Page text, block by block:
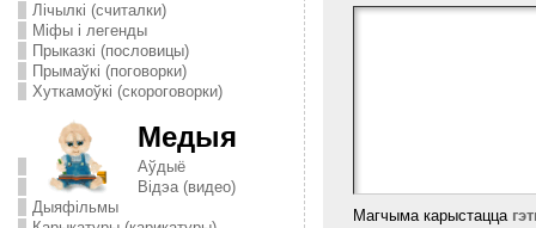
Лічылкі (считалки)
Міфы і легенды
Прыказкі (пословицы)
Прымаўкі (поговорки)
Хуткамоўкі (скороговорки)
Медыя
Аўдыё
Відэа (видео)
Дыяфільмы
Магчыма карыстацца